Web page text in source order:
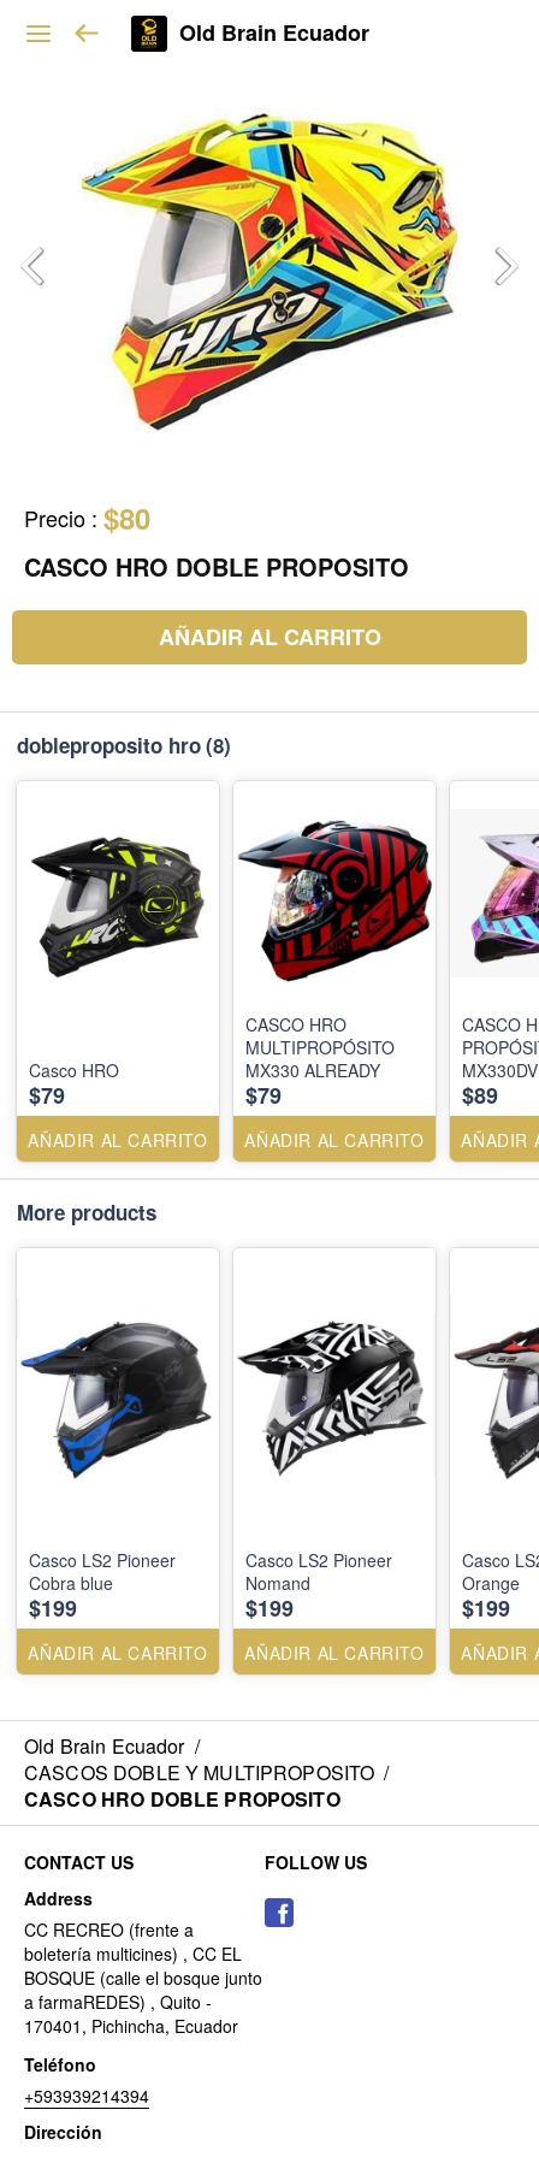
Old Brain Ecuador
Precio : $80
CASCO HRO DOBLE PROPOSITO
AÑADIR AL CARRITO
dobleproposito hro(8)
Casco HRO
$79
AÑADIR AL CARRITO
CASCO HRO
MULTIPROPÓSITO
MX330 ALREADY
$79
AÑADIR AL CARRITO
CASCO
MR.B
$89
AÑADIR
More products
Casco LS2 Pioneer
Cobra blue
$199
AÑADIR AL CARRITO
Casco LS2 Pioneer
Nomand
$199
AÑADIR AL CARRITO
Casco
Orange
$199
AÑADIR
Old Brain Ecuador /
CASCOS DOBLE Y MULTIPROPOSITO /
CASCO HRO DOBLE PROPOSITO
CONTACT US
Address
CC RECREO (frente a
boletería multicines) , CC EL
BOSQUE (calle el bosque junto
a farmaREDES) , Quito -
170401, Pichincha, Ecuador
Teléfono
+593939214394
Dirección
FOLLOW US